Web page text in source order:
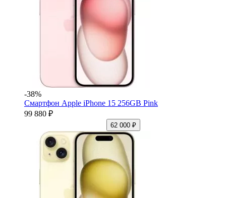
-38%
Смартфон Apple iPhone 15 256GB Pink
99 880 ₽
62 000 ₽